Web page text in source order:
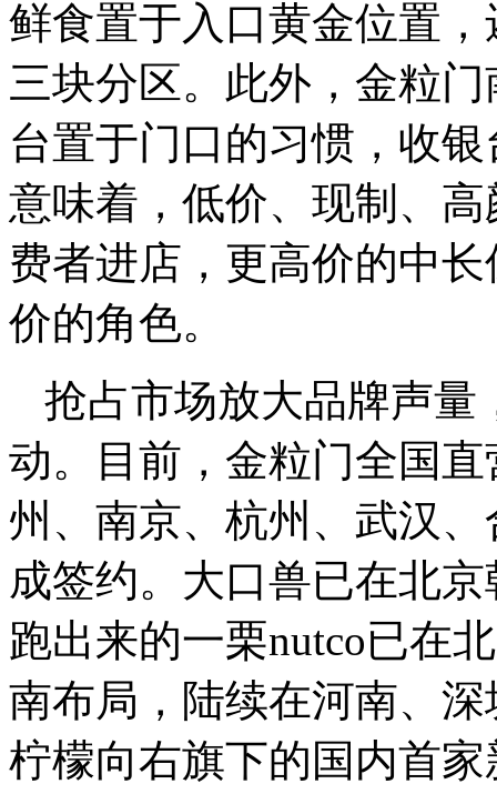
鲜食置于入口黄金位置
三块分区。此外，金粒
台置于门口的习惯，收
意味着，低价、现制、
费者进店，更高价的中
价的角色。
抢占市场放大品牌声量
动。目前，金粒门全国
州、南京、杭州、武汉
成签约。大口兽已在北
跑出来的一栗nutco已在
南布局，陆续在河南、
柠檬向右旗下的国内首